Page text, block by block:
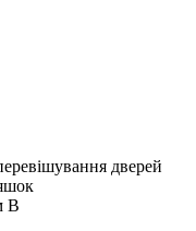
дверей
B